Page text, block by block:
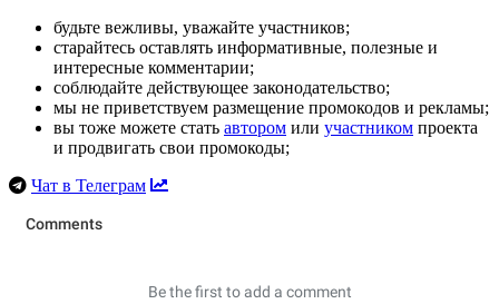
будьте вежливы, уважайте участников;
старайтесь оставлять информативные, полезные и
интересные комментарии;
соблюдайте действующее законодательство;
мы не приветствуем размещение промокодов и рекламы;
вы тоже можете стать автором или участником проекта
и продвигать свои промокоды;
Чат в Телеграм